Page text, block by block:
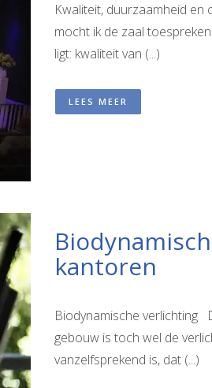
Kwaliteit, duurzaamheid en
mocht ik de zaal
ligt: kwaliteit van (...)
LEES MEER
kantoren
Biodynamische verlichting
gebouw is toch wel de
vanzelfsprekend is, dat (...)